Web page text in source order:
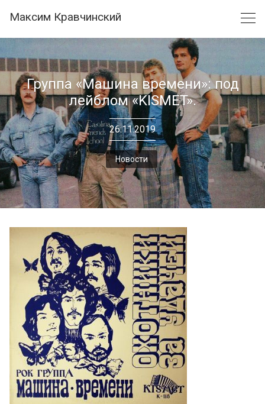
content
Максим Кравчинский
Группа «Машина времени»: под
лейблом «KISMET».
26.11.2019
Новости